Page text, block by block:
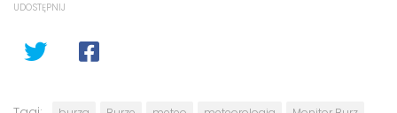
UDOSTĘPNIJ